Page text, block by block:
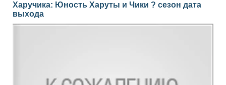
Харучика: Юность Харуты и Чики ? сезон дата
выхода